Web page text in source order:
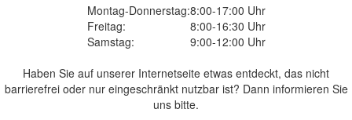
Montag-Donnerstag:8:00-17:00 Uhr
Freitag:
8:00-16:30 Uhr
Samstag:
9:00-12:00 Uhr
Haben Sie auf unserer Internetseite etwas entdeckt, das nicht
barrierefrei oder nur eingeschränkt nutzbar ist? Dann informieren Sie
uns bitte.